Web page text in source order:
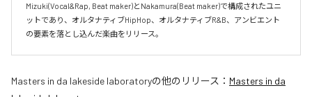
Mizuki(Vocal&Rap, Beat maker)とNakamura(Beat maker)で構成されたユニ
ットであり、オルタナティブHipHop、オルタナティブR&B、アンビエント
Masters in da lakeside laboratoryの他のリリース： Masters in da